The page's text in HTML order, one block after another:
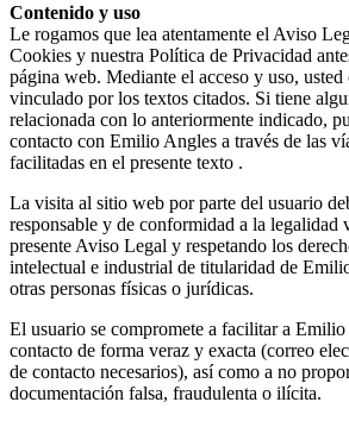
Contenido y uso
Le rogamos que lea atentamente el Aviso
Cookies y nuestra Política de Privacidad
página web. Mediante el acceso y uso, usted
vinculado por los textos citados. Si tiene
relacionada con lo anteriormente indicado,
contacto con Emilio Angles a través de las
facilitadas en el presente texto .
La visita al sitio web por parte del usuario
responsable y de conformidad a la legalidad
presente Aviso Legal y respetando los
intelectual e industrial de titularidad de
otras personas físicas o jurídicas.
El usuario se compromete a facilitar a Emilio
contacto de forma veraz y exacta (correo
de contacto necesarios), así como a no
documentación falsa, fraudulenta o ilícita.